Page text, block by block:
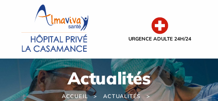
URGENCE ADULTE 24H/24
Actualités
ACCUEIL
ACTUALITÉS
Panneau de gestion des cookies